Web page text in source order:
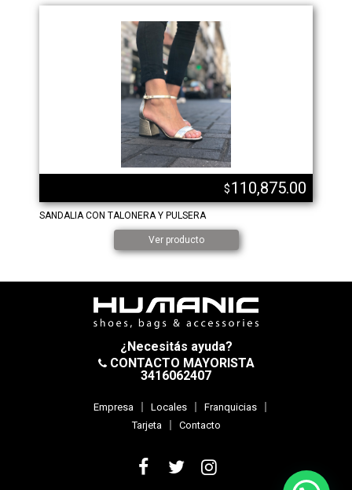
$110,875.00
SANDALIA CON TALONERA Y PULSERA
Ver producto
¿Necesitás ayuda?
CONTACTO MAYORISTA
3416062407
Empresa Locales
Franquicias
Tarjeta
Contacto